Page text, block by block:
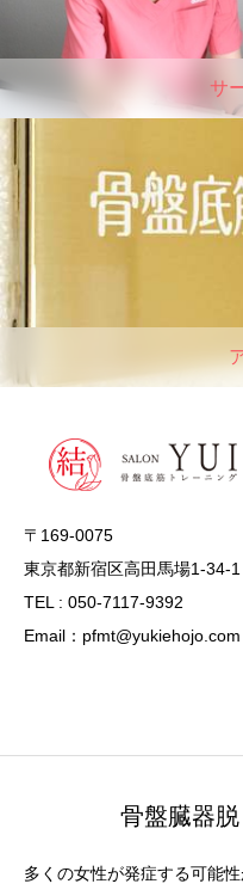
サ
〒169-0075
東京都新宿区高田馬場1-34-
TEL : 050-7117-9392
Email：pfmt@yukiehojo.com
骨盤臓器
多くの女性が発症する可能